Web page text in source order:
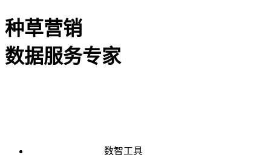
种草营销
数据服务专家
数智工具